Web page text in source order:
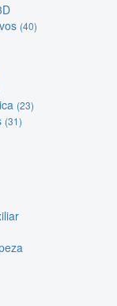
(40)
(23)
(31)